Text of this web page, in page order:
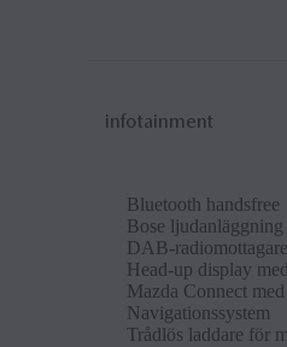
infotainment
Bluetooth hands­free
Bose
DAB-ra­dio­mot­tagare
Head-up dis­play
Mazda Con­nect
Nav­ig­a­tionssys­tem
Trådlös lad­dare för